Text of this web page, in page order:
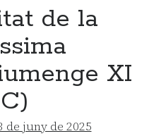
de la
XI
de juny de 2025